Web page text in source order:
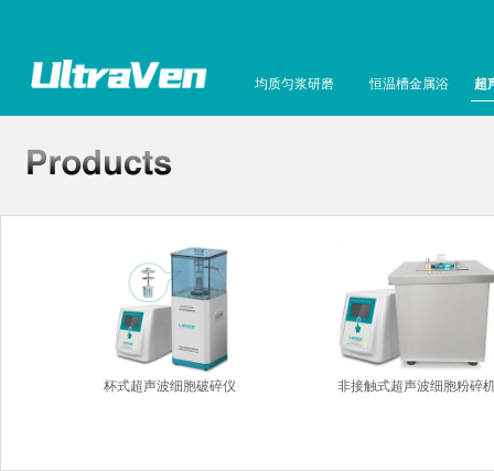
均质匀浆研磨 恒温槽金属浴 超
杯式超声波细胞破碎仪 非接触式超声波细胞粉碎